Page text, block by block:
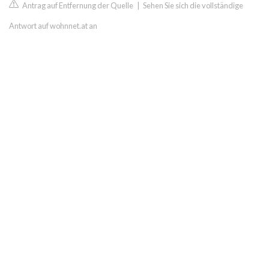
Antrag auf Entfernung der Quelle Sehen Sie sich die vollständige
Antwort auf wohnnet.at an